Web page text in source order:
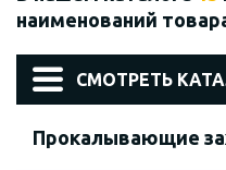
наименований
СМОТРЕТЬ
Прокалывающие